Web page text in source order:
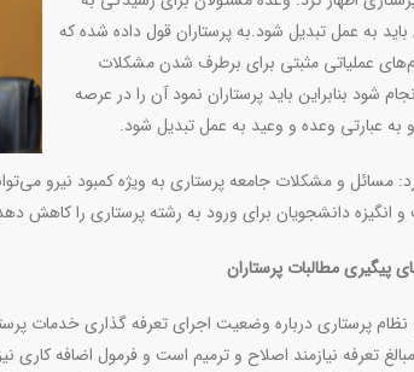
باید به عمل تبدیل شود.به پرستاران قول داده شده که
عملیاتی مثبتی برای برطرف شدن مشکلات
شود بنابراین باید پرستاران نمود آن را در عرصه
به عبارتی وعده و وعید به عمل تبدیل شود.
مسائل و مشکلات جامعه پرستاری به ویژه کمبود نیرو
و انگیزه دانشجویان برای ورود به رشته پرستاری را کاهش
پیگیری مطالبات پرستاران
پرستاری درباره وضعیت اجرای تعرفه گذاری خدمات
تعرفه نیازمند اصلاح و ترمیم است و فرمول اضافه